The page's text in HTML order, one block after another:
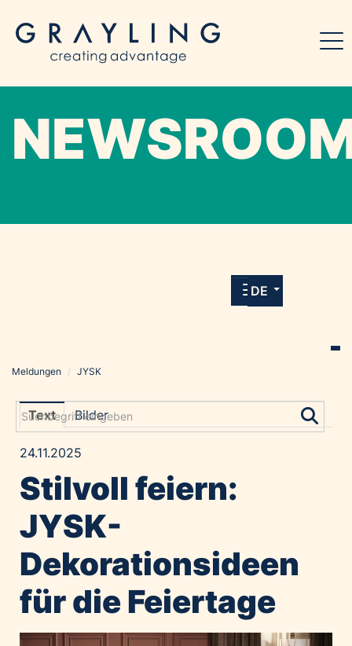
allen Meldungen und Downloads unserer
DE
Grayling Agentur
Amadeus Austrian Music Awards
Constantia Flexibles
Costa Kreuzfahrten
Emirates
Expo 2025 Osaka
Meldungen / JYSK
Text Bilder
24.11.2025
Stilvoll feiern:
JYSK-
Dekorationsideen
für die Feiertage